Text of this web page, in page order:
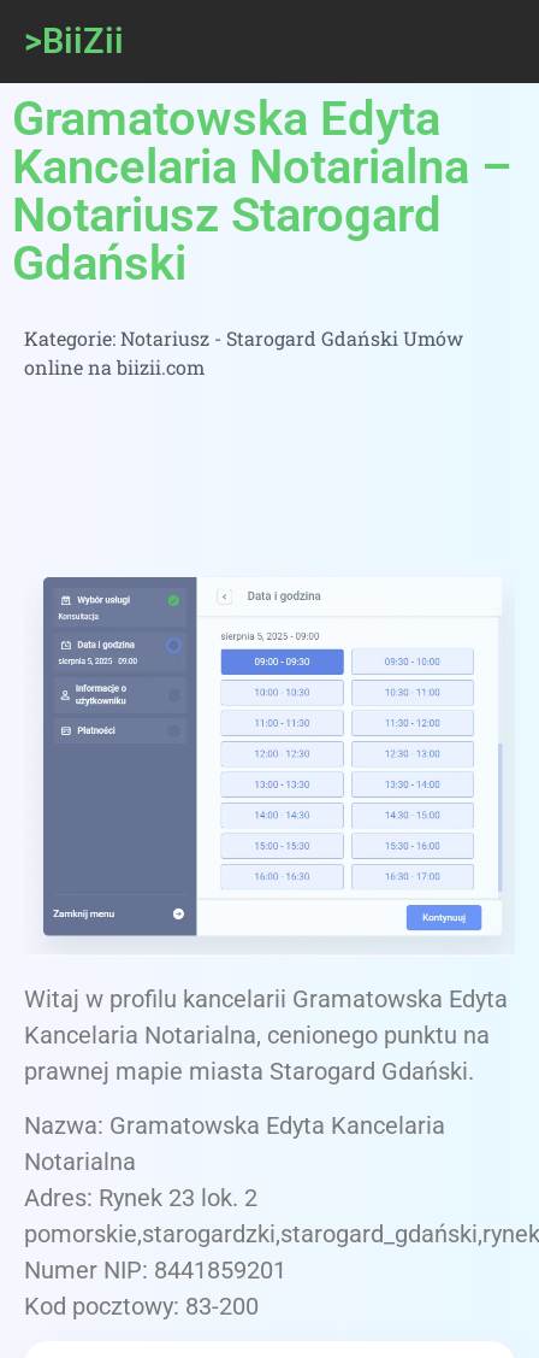
>BiiZii
Gramatowska Edyta
Kancelaria Notarialna –
Notariusz Starogard
Gdański
Kategorie:Notariusz - Starogard Gdański Umów
online na biizii.com
Witaj w profilu kancelarii Gramatowska Edyta
Kancelaria Notarialna, cenionego punktu na
prawnej mapie miasta Starogard Gdański.
Nazwa: Gramatowska Edyta Kancelaria
Notarialna
Adres: Rynek 23 lok. 2
Numer NIP: 8441859201
Kod pocztowy: 83-200